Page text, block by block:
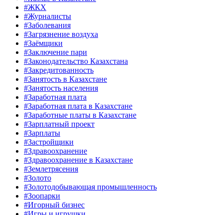
#ЖКХ
#Журналисты
#Заболевания
#Загрязнение воздуха
#Заёмщики
#Заключение пари
#Законодательство Казахстана
#Закредитованность
#Занятость в Казахстане
#Занятость населения
#Заработная плата
#Заработная плата в Казахстане
#Заработные платы в Казахстане
#Зарплатный проект
#Зарплаты
#Застройщики
#Здравоохранение
#Здравоохранение в Казахстане
#Землетрясения
#Золото
#Золотодобывающая промышленность
#Зоопарки
#Игорный бизнес